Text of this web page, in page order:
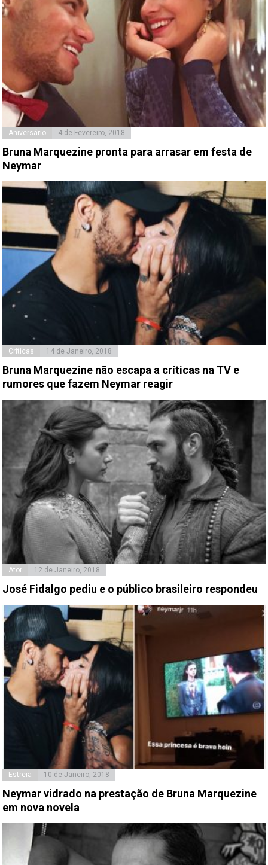
Aniversário 4 de Fevereiro, 2018
Bruna Marquezine pronta para arrasar em festa de
Neymar
Criticas 14 de Janeiro, 2018
Bruna Marquezine não escapa a críticas na TV e
rumores que fazem Neymar reagir
Ator 12 de Janeiro, 2018
José Fidalgo pediu e o público brasileiro respondeu
Estreia 10 de Janeiro, 2018
Neymar vidrado na prestação de Bruna Marquezine
em nova novela